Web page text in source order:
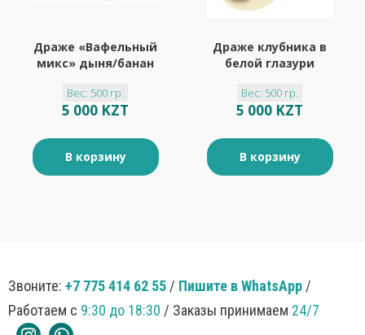
Драже «Вафельный
микс» дыня/банан
Вес: 500 гр.
5 000 KZT
В корзину
Драже клубника в
белой глазури
Вес: 500 гр.
5 000 KZT
В корзину
Звоните: +7 775 414 62 55 / Пишите в WhatsApp /
Работаем с 9:30 до 18:30 / Заказы принимаем 24/7